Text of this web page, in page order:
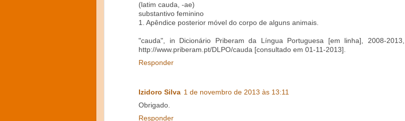
(latim cauda, -ae)
substantivo feminino
1. Apêndice posterior móvel do corpo de alguns animais.
"cauda", in Dicionário Priberam da Língua Portuguesa [em linha], 2008-2013,
http://www.priberam.pt/DLPO/cauda [consultado em 01-11-2013].
Responder
Izidoro Silva 1 de novembro de 2013 às 13:11
Obrigado.
Responder